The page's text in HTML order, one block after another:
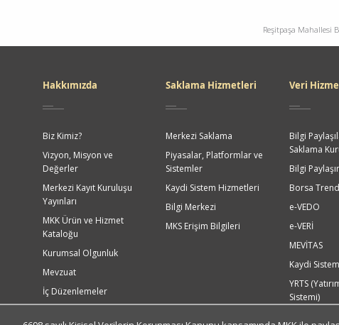
Reşitpaşa Mahallesi
Dipnot
Hakkımızda
Biz Kimiz?
Vizyon, Misyon ve
Değerler
Merkezi Kayıt Kuruluşu
Yayınları
MKK Ürün ve Hizmet
Kataloğu
Kurumsal Olgunluk
Mevzuat
İç Düzenlemeler
Saklama Hizmetleri
Merkezi Saklama
Piyasalar, Platformlar ve
Sistemler
Kaydi Sistem Hizmetleri
Bilgi Merkezi
MKS Erişim Bilgileri
Veri
Bilgi
Saklama
Bilgi
Borsa
e-VEDO
e-VERİ
MEVİTAS
Kaydi
YRTS
Sistemi)